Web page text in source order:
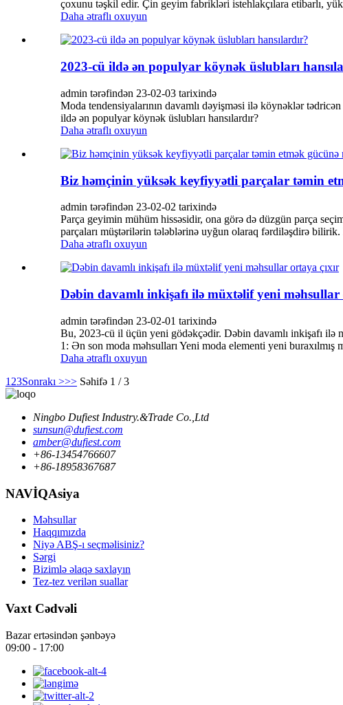
çoxunu təşkil edir. Çin geyim fabrikləri istehlakçılara etibarlı,
Daha ətraflı oxuyun
2023-cü ildə ən populyar köynək üslubları
admin tərəfindən 23-02-03 tarixində
Moda tendensiyalarının davamlı dəyişməsi ilə köynəklər
ildə ən populyar köynək üslubları hansılardır?
Daha ətraflı oxuyun
Biz həmçinin yüksək keyfiyyətli parçalar təmin
admin tərəfindən 23-02-02 tarixində
Parça geyimin mühüm hissəsidir, ona görə də düzgün parça
parçaları müştərilərin tələblərinə uyğun olaraq fərdiləşdirə bilirik.
Daha ətraflı oxuyun
Dəbin davamlı inkişafı ilə müxtəlif yeni məhsullar
admin tərəfindən 23-02-01 tarixində
Bu, 2023-cü il üçün yeni gödəkçədir. Dəbin davamlı inkişafı ilə
1: Ən son moda məhsulları Yeni moda elementi yeni
Daha ətraflı oxuyun
1 23Sonrakı >>> Səhifə 1 / 3
Ningbo Dufiest Industry.&Trade Co.,Ltd
sunsun@dufiest.com
amber@dufiest.com
+86-13454766607
+86-18958367687
NAVİQAsiya
Məhsullar
Haqqımızda
Niyə ABŞ-ı seçməlisiniz?
Sərgi
Bizimlə əlaqə saxlayın
Tez-tez verilən suallar
Vaxt Cədvəli
Bazar ertəsindən şənbəyə
09:00 - 17:00